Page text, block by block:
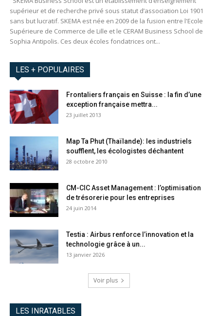
supérieur et de recherche privé sous statut d’association Loi 1901
sans but lucratif. SKEMA est née en 2009 de la fusion entre l'Ecole
Supérieure de Commerce de Lille et le CERAM Business School de
Sophia Antipolis. Ces deux écoles fondatrices ont...
LES + POPULAIRES
Frontaliers français en Suisse : la fin d’une
exception française mettra...
23 juillet 2013
Map Ta Phut (Thaïlande): les industriels
soufflent, les écologistes déchantent
28 octobre 2010
CM-CIC Asset Management : l’optimisation
de trésorerie pour les entreprises
24 juin 2014
Testia : Airbus renforce l’innovation et la
technologie grâce à un...
13 janvier 2026
Voir plus
LES INRATABLES